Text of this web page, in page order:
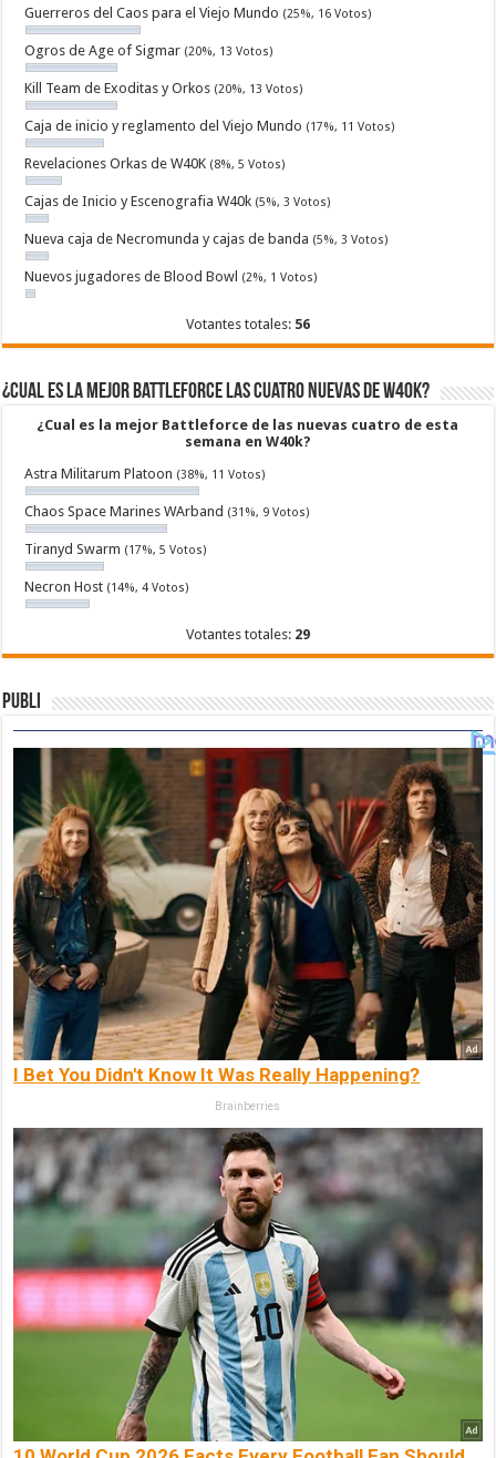
Guerreros del Caos para el Viejo Mundo (25%, 16 Votos)
Ogros de Age of Sigmar (20%, 13 Votos)
Kill Team de Exoditas y Orkos (20%, 13 Votos)
Caja de inicio y reglamento del Viejo Mundo (17%, 11 Votos)
Revelaciones Orkas de W40K (8%, 5 Votos)
Cajas de Inicio y Escenografia W40k (5%, 3 Votos)
Nueva caja de Necromunda y cajas de banda (5%, 3 Votos)
Nuevos jugadores de Blood Bowl (2%, 1 Votos)
Votantes totales: 56
¿Cual es la mejor Battleforce las cuatro nuevas de W40k?
¿Cual es la mejor Battleforce de las nuevas cuatro de esta
semana en W40k?
Astra Militarum Platoon (38%, 11 Votos)
Chaos Space Marines WArband (31%, 9 Votos)
Tiranyd Swarm (17%, 5 Votos)
Necron Host (14%, 4 Votos)
Votantes totales: 29
Publi
I Bet You Didn't Know It Was Really Happening?
Brainberries